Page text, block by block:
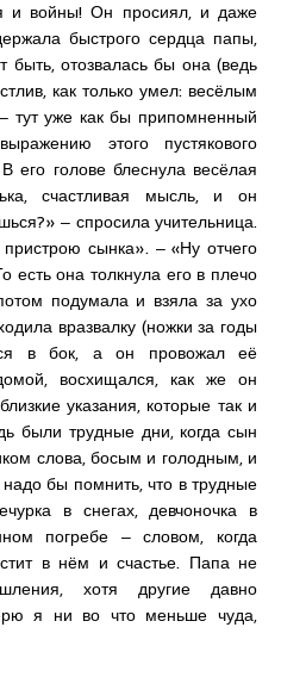
и войны! Он просиял, и даже
быстрого сердца папы,
отозвалась бы она (ведь
как только умел: весёлым
тут уже как бы припомненный
этого пустякового
его голове блеснула весёлая
счастливая мысль, и он
‒ спросила учительница.
сынка». ‒ «Ну отчего
она толкнула его в плечо
подумала и взяла за ухо
вразвалку (ножки за годы
в бок, а он провожал её
восхищался, как же он
указания, которые так и
были трудные дни, когда сын
слова, босым и голодным, и
бы помнить, что в трудные
в снегах, девчоночка в
погребе ‒ словом, когда
в нём и счастье. Папа не
хотя другие давно
я ни во что меньше чуда,